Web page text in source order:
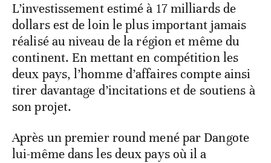
L’investissement estimé à 17 milliards de
dollars est de loin le plus important jamais
réalisé au niveau de la région et même du
continent. En mettant en compétition les
deux pays, l’homme d’affaires compte ainsi
tirer davantage d’incitations et de soutiens à
son projet.
Après un premier round mené par Dangote
lui-même dans les deux pays où il a